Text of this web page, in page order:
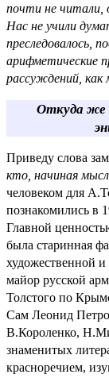
почти не читали,
Нас не учили
преследовалось,
арифметические
рассуждений,
Откуда же
Приведу слова
кто, начиная
человеком для
познакомились в
Главной
была старинная
художественной
майор русской
Толстого по
Сам Леонид
В.Короленко,
знаменитых
красноречием,